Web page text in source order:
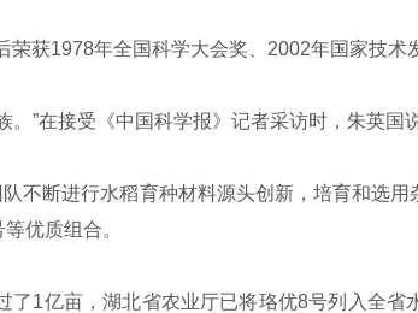
获1978年全国科学大会奖、2002年国家技术
”在接受《中国科学报》记者采访时，朱英国说
不断进行水稻育种材料源头创新，培育和选
优质组合。
1亿亩，湖北省农业厅已将珞优8号列入全省